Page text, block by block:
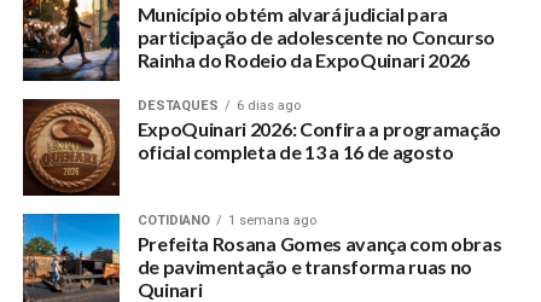
DON'T MISS
Polícia deverá abrir investigações sobre fogo em
ponte do Ramal Zé Vaqueiro
Município obtém alvará judicial para
participação de adolescente no Concurso
Rainha do Rodeio da ExpoQuinari 2026
DESTAQUES 6 dias ago
ExpoQuinari 2026: Confira a programação
oficial completa de 13 a 16 de agosto
COTIDIANO 1 semana ago
Prefeita Rosana Gomes avança com obras
de pavimentação e transforma ruas no
Quinari